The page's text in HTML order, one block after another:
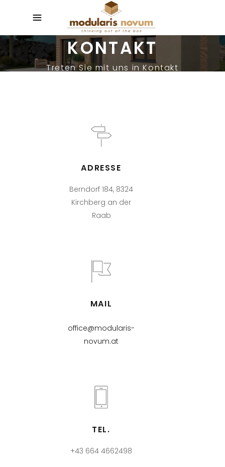
KONTAKT
Treten Sie mit uns in Kontakt
ADRESSE
Berndorf 184, 8324
Kirchberg an der
Raab
MAIL
office@modularis-
novum.at
TEL.
+43 664 4662498